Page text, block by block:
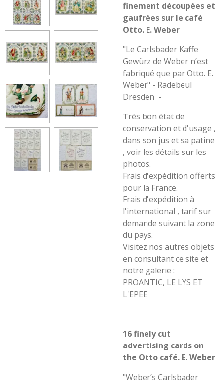
finement découpées et
gaufrées sur le café
Otto. E. Weber
"Le Carlsbader Kaffe
Gewürz de Weber n’est
fabriqué que par Otto. E.
Weber" - Radebeul
Dresden -
Trés bon état de
conservation et d'usage ,
dans son jus et sa patine
, voir les détails sur les
photos.
Frais d'expédition offerts
pour la France.
Frais d'expédition à
l'international , tarif sur
demande suivant la zone
du pays.
Visitez nos autres objets
en consultant ce site et
notre galerie :
PROANTIC, LE LYS ET
L'EPEE
16 finely cut
advertising cards on
the Otto café. E. Weber
"Weber’s Carlsbader